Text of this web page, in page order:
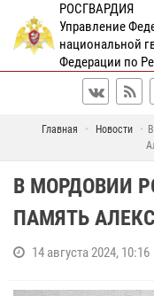
РОСГВАРДИЯ
Управление
национальной
Федерации по
Главная Новости
В МОРДОВИИ
ПАМЯТЬ
14 августа 2024, 10:16